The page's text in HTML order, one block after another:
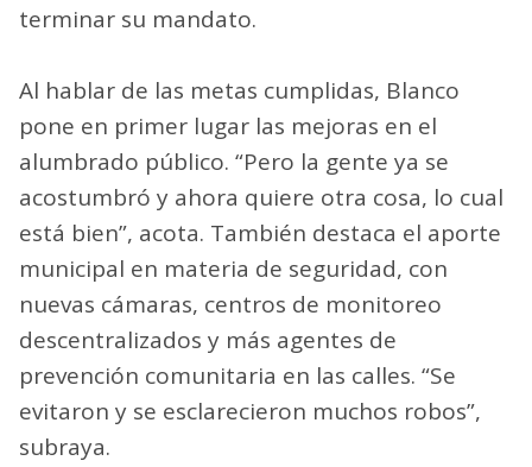
terminar su mandato.
Al hablar de las metas cumplidas, Blanco
pone en primer lugar las mejoras en el
alumbrado público. “Pero la gente ya se
acostumbró y ahora quiere otra cosa, lo cual
está bien”, acota. También destaca el aporte
municipal en materia de seguridad, con
nuevas cámaras, centros de monitoreo
descentralizados y más agentes de
prevención comunitaria en las calles. “Se
evitaron y se esclarecieron muchos robos”,
subraya.